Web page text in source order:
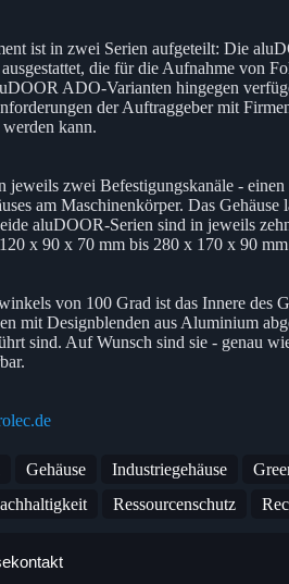
ist in zwei Serien aufgeteilt: Die
die für die Aufnahme von
ADO-Varianten hingegen
der Auftraggeber mit
kann.
jeweils zwei Befestigungskanäle -
am Maschinenkörper. Das Gehäuse
aluDOOR-Serien sind in jeweils
x 90 x 70 mm bis 280 x 170 x 90
von 100 Grad ist das Innere des
mit Designblenden aus Aluminium
sind. Auf Wunsch sind sie - genau
Gehäuse Industriegehäuse
Ressourcenschutz